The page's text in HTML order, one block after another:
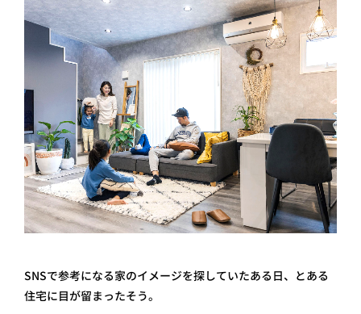
SNSで参考になる家のイメージを探していたある日、とある
住宅に目が留まったそう。